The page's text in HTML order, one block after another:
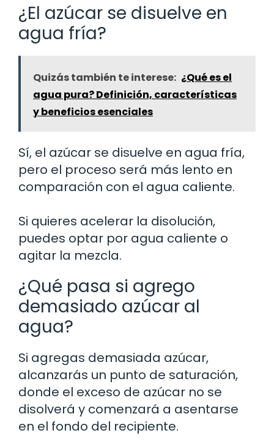
¿El azúcar se disuelve en
agua fría?
Quizás también te interese: ¿Qué es el
agua pura? Definición, características
y beneficios esenciales
Sí, el azúcar se disuelve en agua fría,
pero el proceso será más lento en
comparación con el agua caliente.
Si quieres acelerar la disolución,
puedes optar por agua caliente o
agitar la mezcla.
¿Qué pasa si agrego
demasiado azúcar al
agua?
Si agregas demasiada azúcar,
alcanzarás un punto de saturación,
donde el exceso de azúcar no se
disolverá y comenzará a asentarse
en el fondo del recipiente.